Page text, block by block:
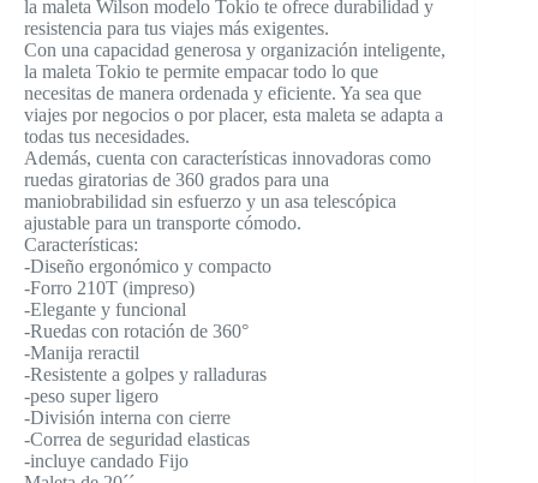
la maleta Wilson modelo Tokio te ofrece durabilidad y
resistencia para tus viajes más exigentes.
Con una capacidad generosa y organización inteligente,
la maleta Tokio te permite empacar todo lo que
necesitas de manera ordenada y eficiente. Ya sea que
viajes por negocios o por placer, esta maleta se adapta a
todas tus necesidades.
Además, cuenta con características innovadoras como
ruedas giratorias de 360 grados para una
maniobrabilidad sin esfuerzo y un asa telescópica
ajustable para un transporte cómodo.
Características:
-Diseño ergonómico y compacto
-Forro 210T (impreso)
-Elegante y funcional
-Ruedas con rotación de 360°
-Manija reractil
-Resistente a golpes y ralladuras
-peso super ligero
-División interna con cierre
-Correa de seguridad elasticas
-incluye candado Fijo